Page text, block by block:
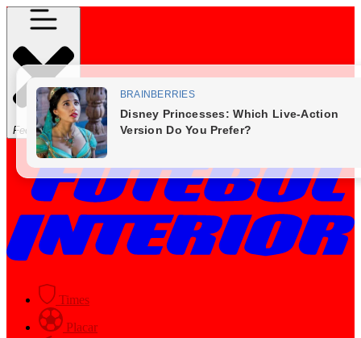
Fechar Menu
Times
Placar